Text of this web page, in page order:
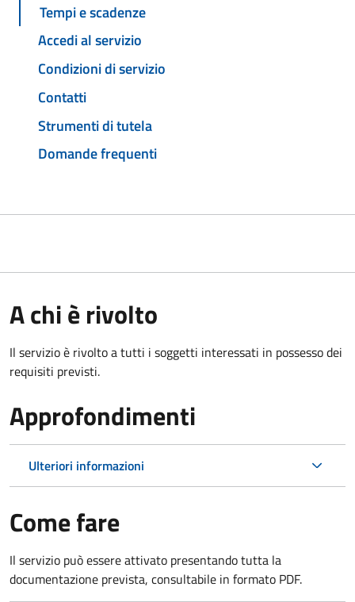
Tempi e scadenze
Accedi al servizio
Condizioni di servizio
Contatti
Strumenti di tutela
Domande frequenti
A chi è rivolto
Il servizio è rivolto a tutti i soggetti interessati in possesso dei
requisiti previsti.
Approfondimenti
Ulteriori informazioni
Come fare
Il servizio può essere attivato presentando tutta la
documentazione prevista, consultabile in formato PDF.